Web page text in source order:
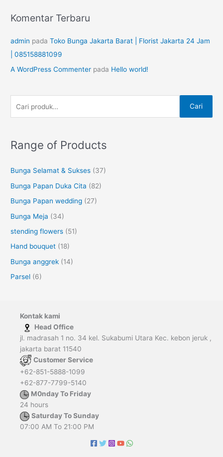
Komentar Terbaru
admin padaToko Bunga Jakarta Barat | Florist Jakarta 24 Jam
| 085158881099
A WordPress Commenter pada Hello world!
u
:
Cari
Range of Products
Bunga Selamat & Sukses (37)
Bunga Papan Duka Cita (82)
Bunga Papan wedding (27)
Bunga Meja (34)
stending flowers (51)
Hand bouquet (18)
Bunga anggrek (14)
Parsel (6)
Kontak kami
Head Office
jl. madrasah 1 no. 34 kel. Sukabumi Utara Kec. kebon jeruk ,
jakarta barat 11540
Customer Service
+62-851-5888-1099
+62-877-7799-5140
M0nday To Friday
24 hours
Saturday To Sunday
07:00 AM To 21:00 PM